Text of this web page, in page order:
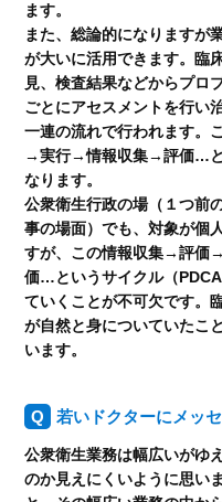
ます。
また、総論的になりますが
が大いに活用できます。臨
見、検査結果などからプロ
ごとにアセスメントを行い
一連の流れで行われます
→実行→情報収集→評価…と
なります。
公衆衛生行政の場（１つ前
事の場面）でも、対象が個
すが、この情報収集→評
価…というサイクル（
ていくことが不可欠です。
が自然と身についていたこ
います。
若いドクターにメッ
公衆衛生業務は幅広いがゆ
のか見えにくいように思い